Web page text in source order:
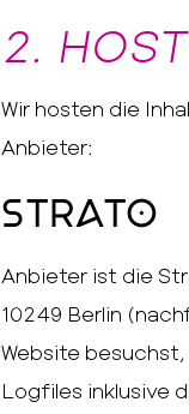
2.
Wir hosten die
Anbieter:
Strato
Anbieter ist die
10249 Berlin
Website
Logfiles inklusive